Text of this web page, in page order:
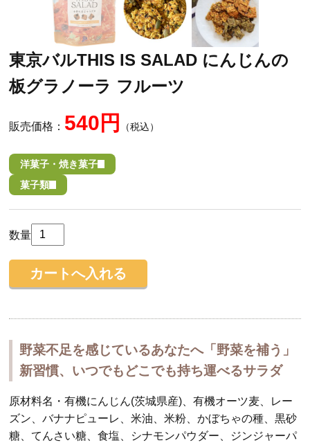
東京バルTHIS IS SALAD にんじんの
板グラノーラ フルーツ
販売価格： 540円 （税込）
洋菓子・焼き菓子
菓子類
数量
野菜不足を感じているあなたへ「野菜を補う」
新習慣、いつでもどこでも持ち運べるサラダ
原材料名・有機にんじん(茨城県産)、有機オーツ麦、レー
ズン、バナナピューレ、米油、米粉、かぼちゃの種、黒砂
糖、てんさい糖、食塩、シナモンパウダー、ジンジャーパ